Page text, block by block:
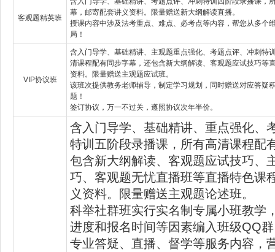
客观题精英班
幕，邮寄配套讲义资料。限量赠送新大纲解读直播。
授课内容中涉及法考重点、难点、必考点等内容，帮您从多个
局！
VIP协议班
含入门导学、基础精讲、主观题重点强化、考题点评、冲刺特
清课程配有同步字幕，还包含新大纲解读、客观题应试技巧等
资料。限量赠送主观题应试班。
该班次提供教务老师辅导，制定学习规划，同时赠送对应答疑
题！
签订协议，万一不过关，遵照协议次年半价。
含入门导学、基础精讲、重点强化、
特训五阶段录播课，所有高清课程配
包含新大纲解读、客观题应试技巧、
巧、客观题无忧直播班等直播特色课
义资料。限量赠送主观题论述班。
科举社群班实行实名制专属小班教学
进度和报名时间等因素编入班级QQ
专业答疑、直播、督学等服务内容，